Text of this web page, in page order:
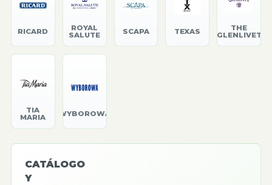
RICARD
ROYAL
SALUTE
SCAPA TEXAS
THE
GLENLIVET
TIA
MARIA
WYBOROWA
CATÁLOGO
Y